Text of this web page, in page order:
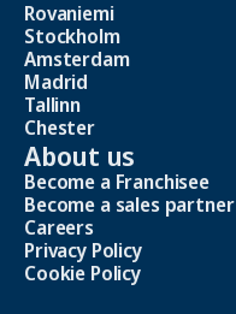
Rovaniemi
Stockholm
Amsterdam
Madrid
Tallinn
Chester
About us
Become a Franchisee
Become a sales partner
Careers
Privacy Policy
Cookie Policy